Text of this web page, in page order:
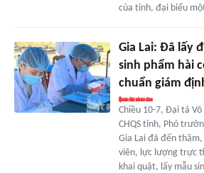
của tỉnh, đại biểu
Gia Lai: Đã lấy
sinh phẩm hài
chuẩn giám
Chiều 10-7, Đại tá Võ
CHQS tỉnh, Phó
Gia Lai đã đến
viên, lực lượng trực
khai quật, lấy mẫu